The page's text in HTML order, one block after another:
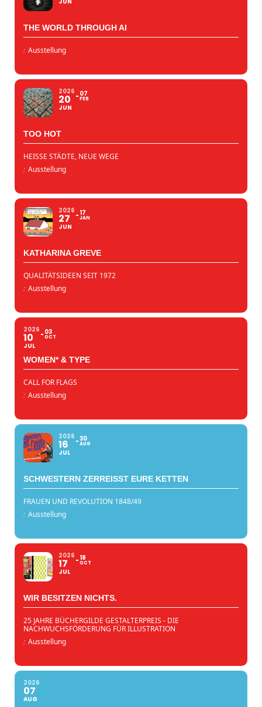
THE WORLD THROUGH AI
: Ausstellung
2026
20
JUN
07
FEB
TOO HOT
HEISSE STÄDTE, NEUE WEGE
: Ausstellung
2026
27
JUN
17
JAN
KATHARINA GREVE
QUALITÄTSIDEEN SEIT 1972
: Ausstellung
2026
10
JUL
03
OCT
WOMEN* & TYPE
CALL FOR FLAGS
: Ausstellung
2026
16
JUL
30
AUG
SCHWESTERN ZERREISST EURE KETTEN
FRAUEN UND REVOLUTION 1848/49
: Ausstellung
2026
17
JUL
18
OCT
WIR BESITZEN NICHTS.
25 JAHRE BÜCHERGILDE GESTALTERPREIS - DIE
NACHWUCHSFÖRDERUNG FÜR ILLUSTRATION
: Ausstellung
2026
07
AUG